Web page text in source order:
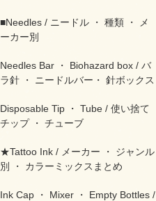
■Needles / ニードル ・ 種類 ・ メ
ーカー別
Needles Bar ・ Biohazard box / バ
ラ針 ・ ニードルバー・ 針ボックス
Disposable Tip ・ Tube / 使い捨て
チップ ・ チューブ
★Tattoo Ink / メーカー ・ ジャンル
別 ・ カラーミックスまとめ
Ink Cap ・ Mixer ・ Empty Bottles /